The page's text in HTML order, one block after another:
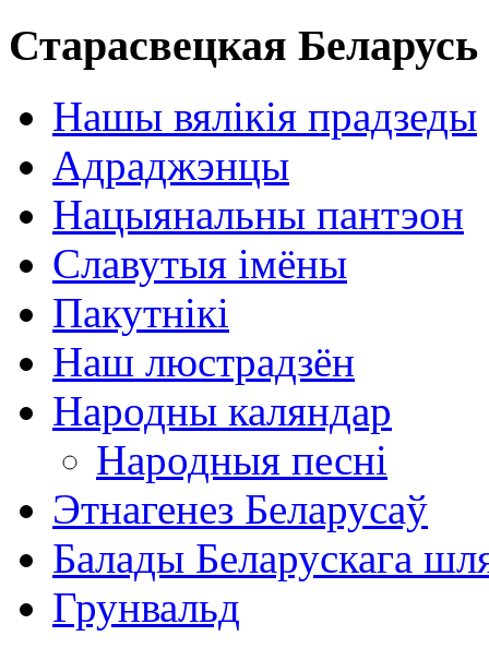
Старасвецкая Беларусь
Нашы вялікія прадзеды
Адраджэнцы
Нацыянальны пантэон
Славутыя імёны
Пакутнікі
Наш люстрадзён
Народны каляндар
Народныя песні
Этнагенез Беларусаў
Балады Беларускага
Грунвальд